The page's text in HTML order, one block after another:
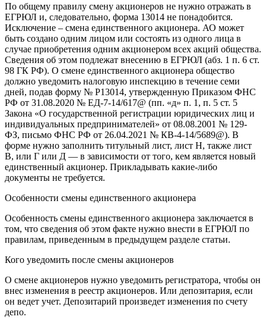
По общему правилу смену акционеров не нужно отражать в
ЕГРЮЛ и, следовательно, форма 13014 не понадобится.
Исключение – смена единственного акционера. АО может
быть создано одним лицом или состоять из одного лица в
случае приобретения одним акционером всех акций общества.
Сведения об этом подлежат внесению в ЕГРЮЛ (абз. 1 п. 6 ст.
98 ГК РФ). О смене единственного акционера общество
должно уведомить налоговую инспекцию в течение семи
дней, подав форму № Р13014, утвержденную Приказом ФНС
РФ от 31.08.2020 № ЕД-7-14/617@ (пп. «д» п. 1, п. 5 ст. 5
Закона «О государственной регистрации юридических лиц и
индивидуальных предпринимателей» от 08.08.2001 № 129-
ФЗ, письмо ФНС РФ от 26.04.2021 № КВ-4-14/5689@). В
форме нужно заполнить титульный лист, лист Н, также лист
В, или Г или Д — в зависимости от того, кем является новый
единственный акционер. Прикладывать какие-либо
документы не требуется.
Особенности смены единственного акционера
Особенность смены единственного акционера заключается в
том, что сведения об этом факте нужно внести в ЕГРЮЛ по
правилам, приведенным в предыдущем разделе статьи.
Кого уведомить после смены акционеров
О смене акционеров нужно уведомить регистратора, чтобы он
внес изменения в реестр акционеров. Или депозитария, если
он ведет учет. Депозитарий произведет изменения по счету
депо.